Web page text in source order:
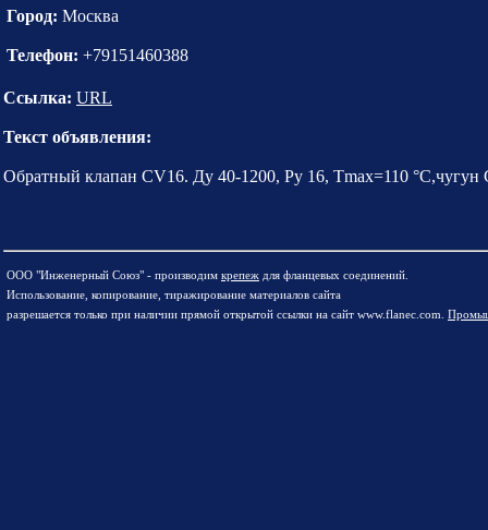
Город: Москва
Телефон: +79151460388
Ссылка: URL
Текст объявления:
Обратный клапан CV16. Ду 40-1200, Pу 16, Tmax=110
ООО "Инженерный Союз" - производим крепеж для фланцевых соединений.
Использование, копирование, тиражирование материалов сайта
разрешается только при наличии прямой открытой ссылки на сайт www.flanec.com.